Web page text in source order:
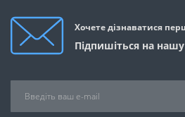
Хочете дізнаватися
Підпишіться на